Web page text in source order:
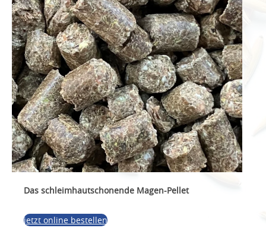
Das schleimhautschonende Magen-Pellet
jetzt online bestellen